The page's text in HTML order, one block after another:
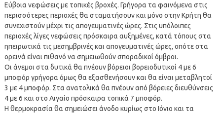
Εύβοια νεφώσεις με τοπικές βροχές. Γρήγορα τα φαινόμενα στις
περισσότερες περιοχές θα σταματήσουν και μόνο στην Κρήτη θα
συνεχιστούν μέχρι τις απογευματινές ώρες. Στις υπόλοιπες
περιοχές λίγες νεφώσεις πρόσκαιρα αυξημένες, κατά τόπους στα
ηπειρωτικά τις μεσημβρινές και απογευματινές ώρες, οπότε στα
ορεινά είναι πιθανό να σημειωθούν σποραδικοί όμβροι.
Οι άνεμοι στα δυτικά θα πνέουν βόρειοι βορειοδυτικοί 4 με 6
μποφόρ γρήγορα όμως θα εξασθενήσουν και θα είναι μεταβλητοί
3 με 4 μποφόρ. Στα ανατολικά θα πνέουν από βόρειες διευθύνσεις
4 με 6 και στο Αιγαίο πρόσκαιρα τοπικά 7 μποφόρ.
Η θερμοκρασία θα σημειώσει άνοδο κυρίως στο Ιόνιο και τα